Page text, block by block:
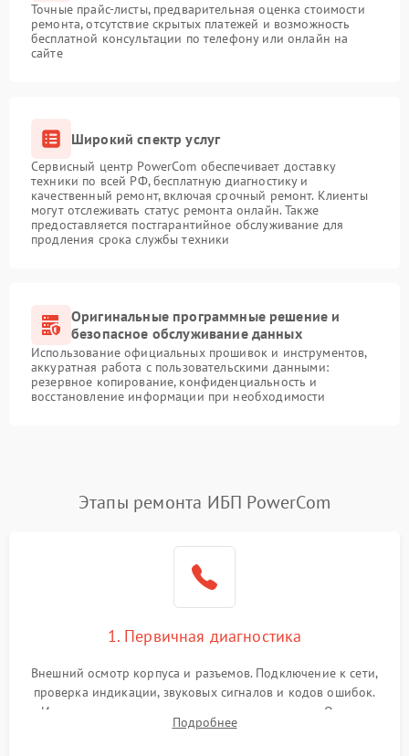
Точные прайс-листы, предварительная оценка стоимости
ремонта, отсутствие скрытых платежей и возможность
бесплатной консультации по телефону или онлайн на
сайте
Широкий спектр услуг
Сервисный центр PowerCom обеспечивает доставку
техники по всей РФ, бесплатную диагностику и
качественный ремонт, включая срочный ремонт. Клиенты
могут отслеживать статус ремонта онлайн. Также
предоставляется постгарантийное обслуживание для
продления срока службы техники
Оригинальные программные решение и
безопасное обслуживание данных
Использование официальных прошивок и инструментов,
аккуратная работа с пользовательскими данными:
резервное копирование, конфиденциальность и
восстановление информации при необходимости
Этапы ремонта ИБП PowerCom
1. Первичная диагностика
Внешний осмотр корпуса и разъемов. Подключение к сети,
проверка индикации, звуковых сигналов и кодов ошибок.
Измерение входного и выходного напряжения. Оценка
реакции ИБП на отключение основного питания без
Подробнее